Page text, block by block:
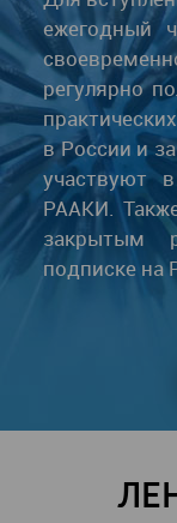
ежегодный
регулярно
в России и
участвуют
РААКИ.
закрытым
подписке на